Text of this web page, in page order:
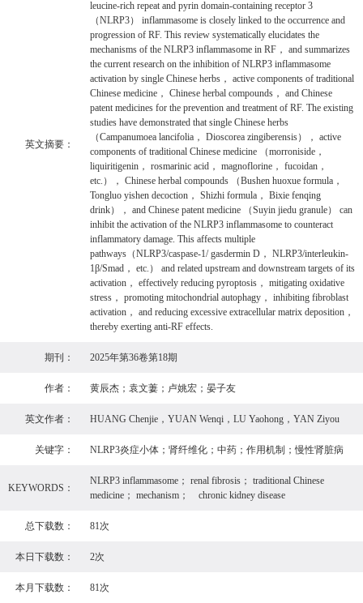
英文摘要：
leucine-rich repeat and pyrin domain-containing receptor 3
（NLRP3） inflammasome is closely linked to the occurrence and
progression of RF. This review systematically elucidates the
mechanisms of the NLRP3 inflammasome in RF， and summarizes
the current research on the inhibition of NLRP3 inflammasome
activation by single Chinese herbs， active components of traditional
Chinese medicine， Chinese herbal compounds， and Chinese
patent medicines for the prevention and treatment of RF. The existing
studies have demonstrated that single Chinese herbs
（Campanumoea lancifolia， Dioscorea zingiberensis）， active
components of traditional Chinese medicine （morroniside，
liquiritigenin， rosmarinic acid， magnoflorine， fucoidan，
etc.）， Chinese herbal compounds （Bushen huoxue formula，
Tongluo yishen decoction， Shizhi formula， Bixie fenqing
drink）， and Chinese patent medicine （Suyin jiedu granule） can
inhibit the activation of the NLRP3 inflammasome to counteract
inflammatory damage. This affects multiple
pathways（NLRP3/caspase-1/ gasdermin D， NLRP3/interleukin-
1β/Smad， etc.） and related upstream and downstream targets of its
activation， effectively reducing pyroptosis， mitigating oxidative
stress， promoting mitochondrial autophagy， inhibiting fibroblast
activation， and reducing excessive extracellular matrix deposition，
thereby exerting anti-RF effects.
期刊： 2025年第36卷第18期
作者： 黄辰杰；袁文萋；卢姚宏；晏子友
英文作者： HUANG Chenjie，YUAN Wenqi，LU Yaohong，YAN Ziyou
关键字： NLRP3炎症小体；肾纤维化；中药；作用机制；慢性肾脏病
KEYWORDS：
NLRP3 inflammasome； renal fibrosis； traditional Chinese
medicine； mechanism； chronic kidney disease
总下载数： 81次
本日下载数： 2次
本月下载数： 81次